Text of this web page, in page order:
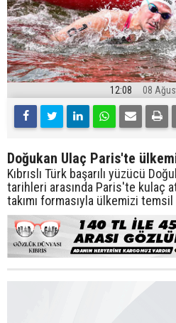
12:08 08
Doğukan Ulaç Paris'te
Kıbrıslı Türk başarılı yüzücü
tarihleri arasında Paris'te kulaç
takımı formasıyla ülkemizi